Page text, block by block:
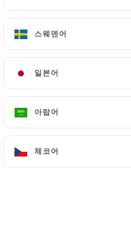
스웨덴어
일본어
아랍어
체코어
스웨덴어
일본어
아랍어
체코어